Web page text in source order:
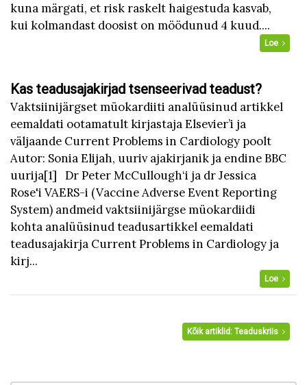
kuna märgati, et risk raskelt haigestuda kasvab,
kui kolmandast doosist on möödunud 4 kuud....
Loe
Kas teadusajakirjad tsenseerivad teadust?
Vaktsiinijärgset müokardiiti analüüsinud artikkel
eemaldati ootamatult kirjastaja Elsevier’i ja
väljaande Current Problems in Cardiology poolt
Autor: Sonia Elijah, uuriv ajakirjanik ja endine BBC
uurija[1] Dr Peter McCullough‘i ja dr Jessica
Rose'i VAERS-i (Vaccine Adverse Event Reporting
System) andmeid vaktsiinijärgse müokardiidi
kohta analüüsinud teadusartikkel eemaldati
teadusajakirja Current Problems in Cardiology ja
kirj...
Loe
Kõik artiklid: Teaduskriis